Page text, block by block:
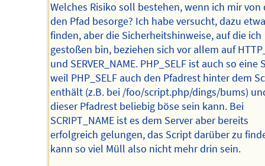
Welches Risiko soll bestehen, wenn ich mir von
den Pfad besorge? Ich habe versucht, dazu
finden, aber die Sicherheitshinweise, auf die ich
gestoßen bin, beziehen sich vor allem auf
und SERVER_NAME. PHP_SELF ist auch so eine
weil PHP_SELF auch den Pfadrest hinter dem
enthält (z.B. bei /foo/script.php/dings/bums)
dieser Pfadrest beliebig böse sein kann. Bei
SCRIPT_NAME ist es dem Server aber bereits
erfolgreich gelungen, das Script darüber zu
kann so viel Müll also nicht mehr drin sein.